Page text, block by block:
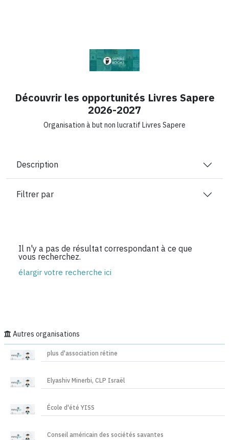
Découvrir les opportunités Livres Sapere
2026-2027
Organisation à but non lucratif Livres Sapere
Description
Filtrer par
Il n'y a pas de résultat correspondant à ce que
vous recherchez.
élargir votre recherche ici
Autres organisations
plus d'association rétine
Elyashiv Minerbi, CLP Israël
École d'été YISS
Conseil américain des sociétés savantes